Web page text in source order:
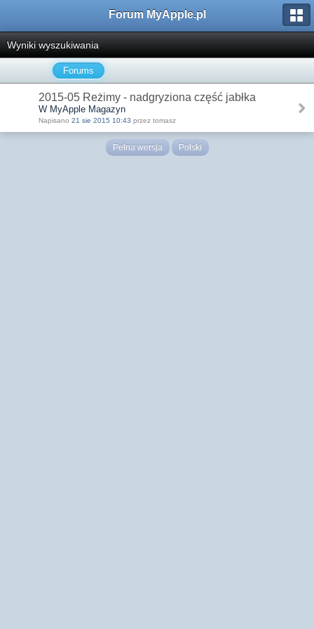
Forum MyApple.pl
Wyniki wyszukiwania
Forums
2015-05 Reżimy - nadgryziona część jabłka
W MyApple Magazyn
Napisano 21 sie 2015 10:43 przez tomasz
Pełna wersja Polski